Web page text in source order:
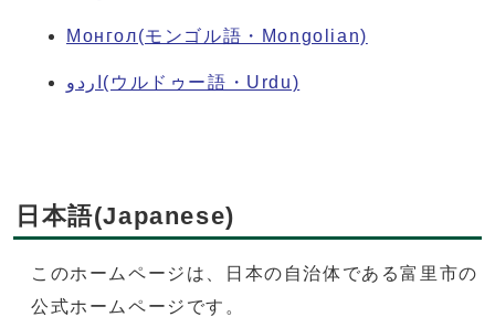
Монгол(モンゴル語・Mongolian)
اردو(ウルドゥー語・Urdu)
日本語(Japanese)
このホームページは、日本の自治体である富里市の
公式ホームページです。